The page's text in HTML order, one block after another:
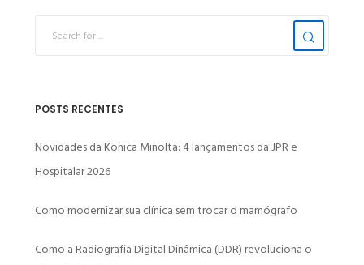
POSTS RECENTES
Novidades da Konica Minolta: 4 lançamentos da JPR e
Hospitalar 2026
Como modernizar sua clínica sem trocar o mamógrafo
Como a Radiografia Digital Dinâmica (DDR) revoluciona o